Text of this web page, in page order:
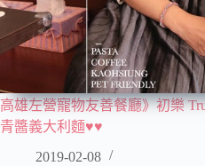
高雄左營寵物友善餐廳》初樂
青醬義大利麵♥♥
2019-02-08